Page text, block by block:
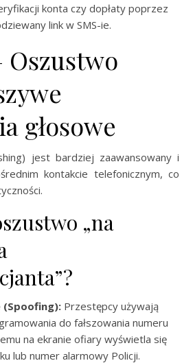
konta czy dopłaty poprzez
link w SMS-ie.
głosowe
jest bardziej zaawansowany i
kontakcie telefonicznym, co
„na
(Spoofing): Przestępcy używają
do fałszowania numeru
na ekranie ofiary wyświetla się
lub numer alarmowy Policji.